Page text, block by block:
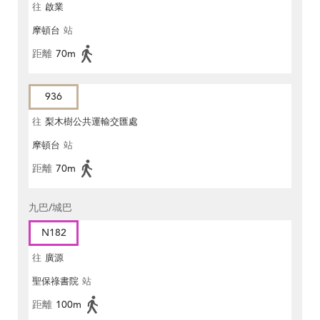
往 啟業
摩頓台 站
距離 70m
936
往 梨木樹公共運輸交匯處
摩頓台 站
距離 70m
九巴/城巴
N182
往 廣源
聖保祿書院 站
距離 100m